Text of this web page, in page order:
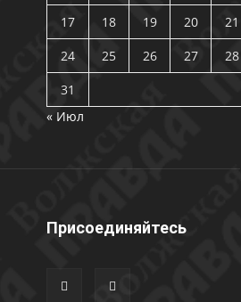
17
18 19 20 21
24
25 26 27 28
31
« Июл
Присоединяйтесь